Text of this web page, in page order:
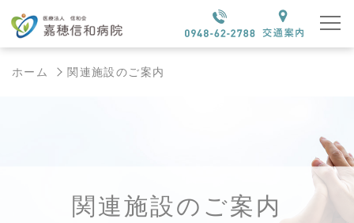
ホーム 関連施設のご案内
関連施設のご案内